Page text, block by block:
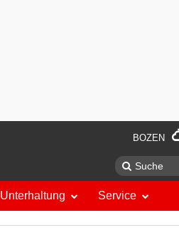
BOZEN
Unterhaltung Service